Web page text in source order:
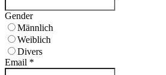
Gender
Männlich
Weiblich
Divers
Email *